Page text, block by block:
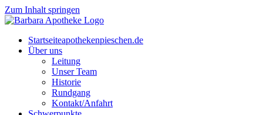
Zum Inhalt springen
Start­sei­teapothekenpieschen.de
Über uns
Lei­tung
Unser Team
His­to­rie
Rund­gang
Kontakt/Anfahrt